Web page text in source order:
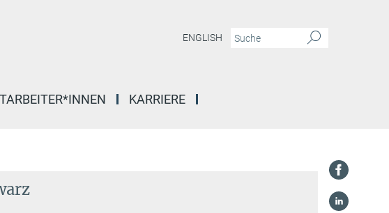
ENGLISH
KARRIERE